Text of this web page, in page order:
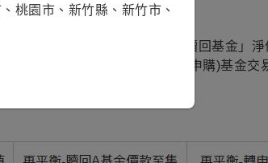
金轉申購美盛系列基金)，「贖回基金」淨
項實際匯入集保並啟動轉入(轉申購)基金交
桃園市、新竹縣、新竹市、